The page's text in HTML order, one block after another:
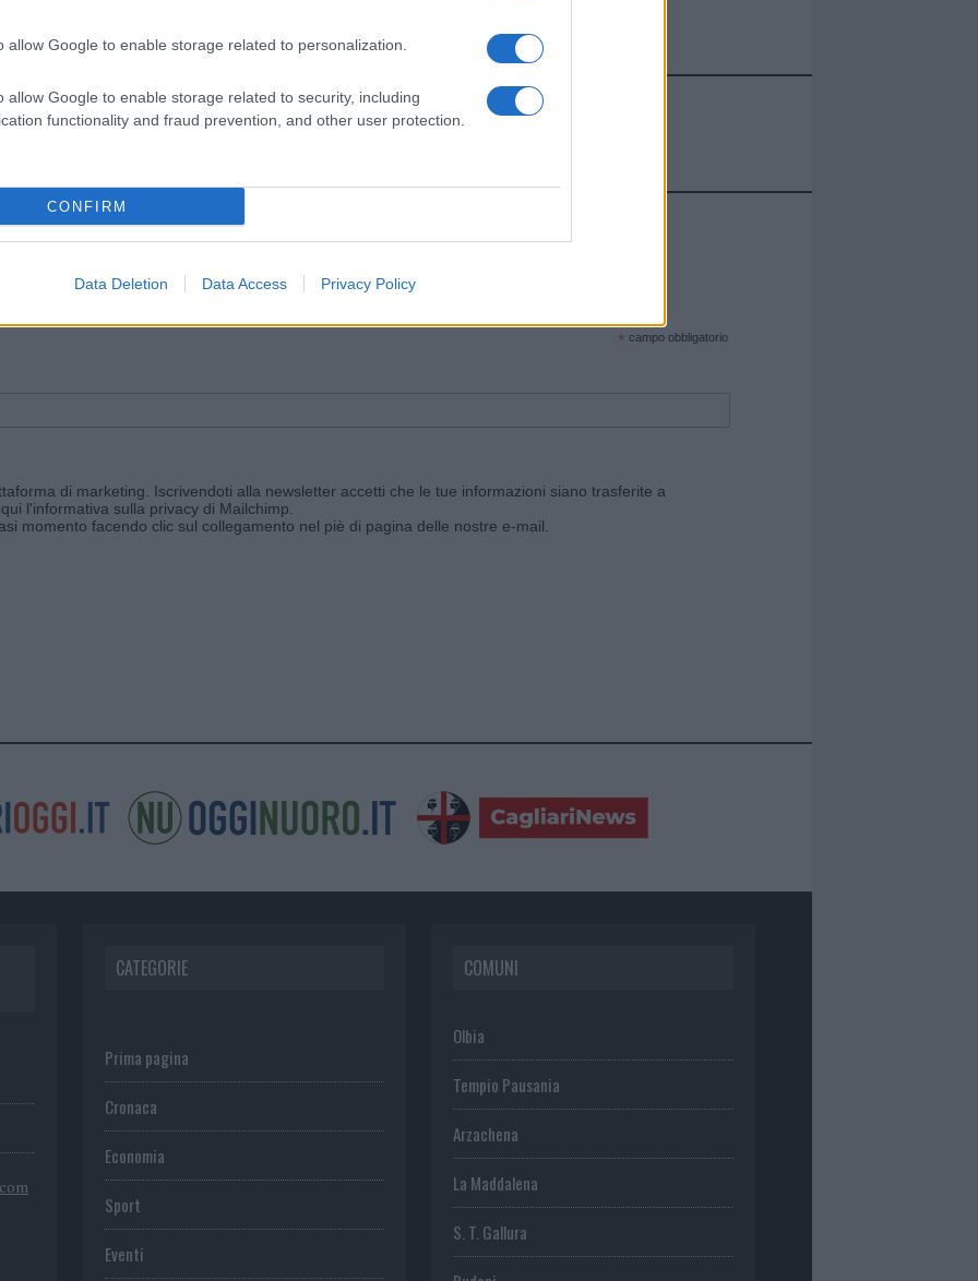
allow Google to enable storage related to personalization.
allow Google to enable storage related to security, including
functionality and fraud prevention, and other user protection.
CONFIRM
Data Deletion Data Access Privacy Policy
Invia un Comunicato Stampa|Pubblicità|Segnala
e ricevi le nostre email periodiche contenenti le ultime notizie pubblicate sul sito web!
* campo obbligatorio
di marketing. Iscrivendoti alla newsletter accetti che le tue informazioni siano trasferite a
l'informativa sulla privacy di Mailchimp
momento facendo clic sul collegamento nel piè di pagina delle nostre e-mail.
CATEGORIE
Prima pagina
Cronaca
Economia
Sport
Eventi
COMUNI
Olbia
Tempio Pausania
Arzachena
La Maddalena
S. T. Gallura